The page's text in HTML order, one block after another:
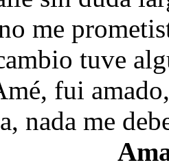
me
tuve
fui
nada me